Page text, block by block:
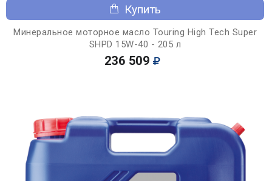
Купить
Минеральное моторное масло Touring High Tech Super
SHPD 15W-40 - 205 л
236 509